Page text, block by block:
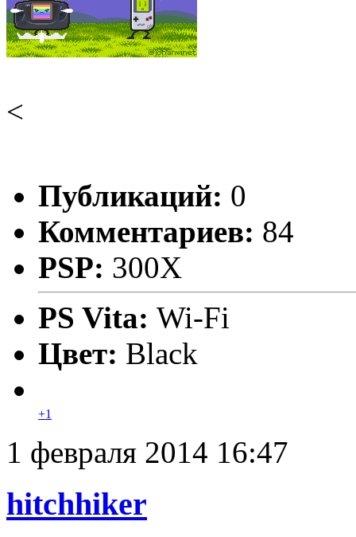
<
Публикаций: 0
Комментариев: 84
PSP: 300X
PS Vita: Wi-Fi
Цвет: Black
+1
1 февраля 2014 16:47
hitchhiker